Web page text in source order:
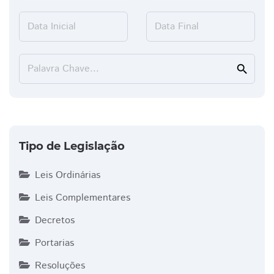
Data Inicial Data Final
Palavra Chave... search
Tipo de Legislação
Leis Ordinárias
Leis Complementares
Decretos
Portarias
Resoluções